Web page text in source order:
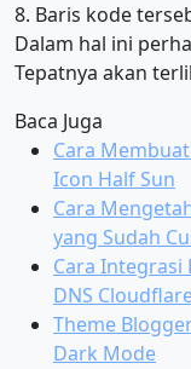
8. Baris kode
Dalam hal ini
Tepatnya akan
Baca Juga
Cara
Icon Half Sun
Cara
yang Sudah
Cara Integrasi
DNS
Theme
Dark Mode